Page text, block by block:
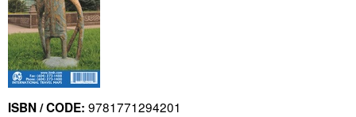
ISBN / CODE: 9781771294201